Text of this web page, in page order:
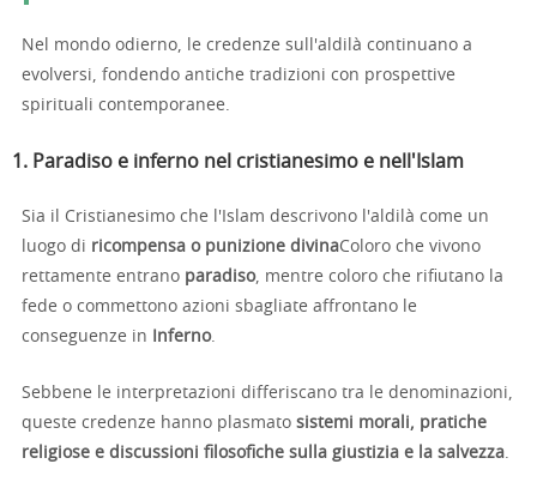
Nel mondo odierno, le credenze sull'aldilà continuano a
evolversi, fondendo antiche tradizioni con prospettive
spirituali contemporanee.
1. Paradiso e inferno nel cristianesimo e nell'Islam
Sia il Cristianesimo che l'Islam descrivono l'aldilà come un
luogo di ricompensa o punizione divinaColoro che vivono
rettamente entrano paradiso, mentre coloro che rifiutano la
fede o commettono azioni sbagliate affrontano le
conseguenze in
Inferno.
Sebbene le interpretazioni differiscano tra le denominazioni,
queste credenze hanno plasmato sistemi morali, pratiche
religiose e discussioni filosofiche sulla giustizia e la salvezza.